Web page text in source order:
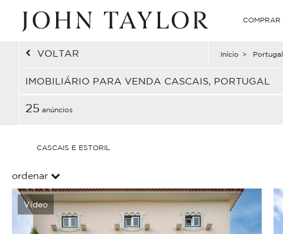
COMPRAR
VOLTAR Início > Portugal
IMOBILIÁRIO PARA VENDA CASCAIS, PORTUGAL
25 anúncios
CASCAIS E ESTORIL
ordenar
Vídeo